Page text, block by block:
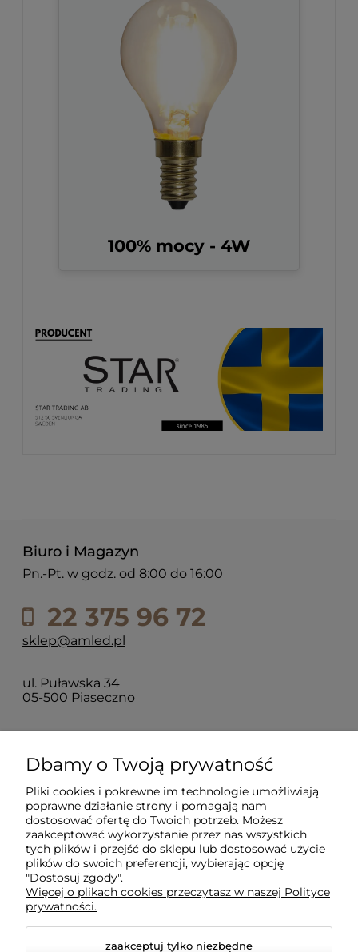
100% mocy - 4W
Biuro i Magazyn
Pn.-Pt. w godz. od 8:00 do 16:00
22 375 96 72
sklep@amled.pl
ul. Puławska 34
05-500 Piaseczno
Dla klientów
Informacje
O firmie
Dbamy o Twoją prywatność
Pliki cookies i pokrewne im technologie umożliwiają
poprawne działanie strony i pomagają nam
dostosować ofertę do Twoich potrzeb. Możesz
zaakceptować wykorzystanie przez nas wszystkich
tych plików i przejść do sklepu lub dostosować użycie
plików do swoich preferencji, wybierając opcję
"Dostosuj zgody".
Więcej o plikach cookies przeczytasz w naszej Polityce
prywatności.
zaakceptuj tylko niezbędne